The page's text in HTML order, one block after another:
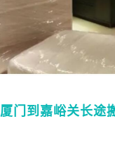
厦门到嘉峪关长途